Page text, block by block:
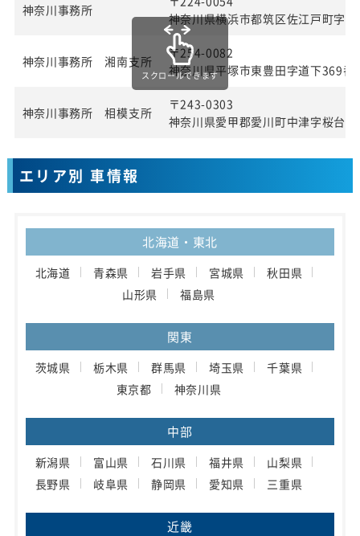
神奈川事務所
神奈川県横浜市都筑区佐江戸町字
神奈川事務所 湘南支所
〒254-0082
神奈川県平塚市東豊田字道下369番
神奈川事務所 相模支所
〒243-0303
神奈川県愛甲郡愛川町中津字桜台
スクロールできます
エリア別 車情報
北海道・東北
北海道 青森県 岩手県 宮城県
秋田県
山形県
福島県
関東
茨城県 栃木県 群馬県 埼玉県
千葉県
東京都
神奈川県
中部
新潟県 富山県 石川県 福井県
山梨県
長野県
岐阜県 静岡県 愛知県 三重県
近畿